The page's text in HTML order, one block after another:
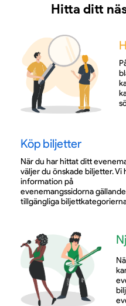
Hitta ditt
Köp biljetter
När du har hittat ditt
väljer du önskade biljetter. Vi
information på
evenemangssidorna
tillgängliga